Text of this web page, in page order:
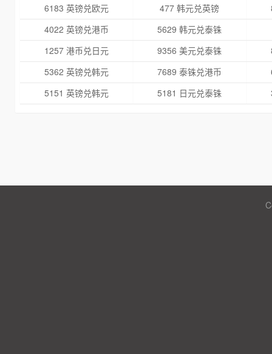
6183 英镑兑欧元 477 韩元兑英镑
4022 英镑兑港币
5629 韩元兑泰铢
1257 港币兑日元
9356 美元兑泰铢
5362 英镑兑韩元
7689 泰铢兑港币
5151 英镑兑韩元
5181 日元兑泰铢